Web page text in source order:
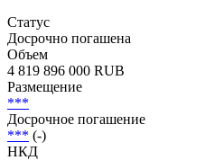
Статус
Досрочно погашена
Объем
4 819 896 000 RUB
Размещение
***
Досрочное погашение
*** (-)
НКД